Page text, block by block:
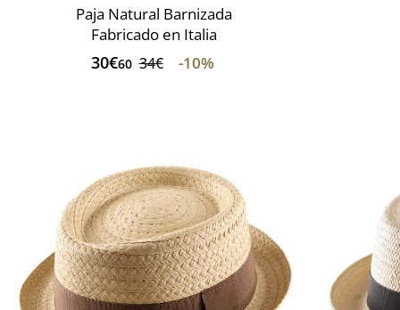
Paja Natural Barnizada
Fabricado en Italia
30€60 34€ -10%